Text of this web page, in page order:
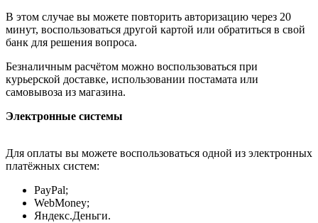
В этом случае вы можете повторить авторизацию через 20
минут, воспользоваться другой картой или обратиться в свой
банк для решения вопроса.
Безналичным расчётом можно воспользоваться при
курьерской доставке, использовании постамата или
самовывоза из магазина.
Электронные системы
Для оплаты вы можете воспользоваться одной из электронных
платёжных систем:
PayPal;
WebMoney;
Яндекс.Деньги.